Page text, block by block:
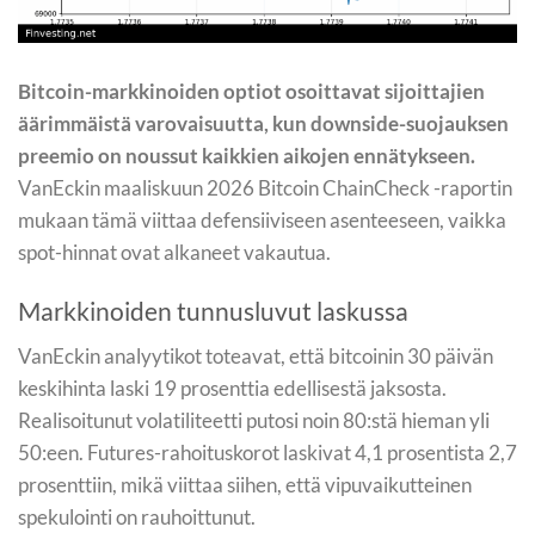
Bitcoin-markkinoiden optiot osoittavat sijoittajien
äärimmäistä varovaisuutta, kun downside-suojauksen
preemio on noussut kaikkien aikojen ennätykseen.
VanEckin maaliskuun 2026 Bitcoin ChainCheck -raportin
mukaan tämä viittaa defensiiviseen asenteeseen, vaikka
spot-hinnat ovat alkaneet vakautua.
Markkinoiden tunnusluvut laskussa
VanEckin analyytikot toteavat, että bitcoinin 30 päivän
keskihinta laski 19 prosenttia edellisestä jaksosta.
Realisoitunut volatiliteetti putosi noin 80:stä hieman yli
50:een. Futures-rahoituskorot laskivat 4,1 prosentista 2,7
prosenttiin, mikä viittaa siihen, että vipuvaikutteinen
spekulointi on rauhoittunut.